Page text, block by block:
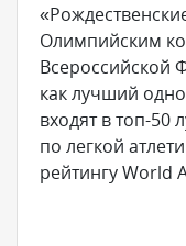
Олимпийским
Всероссийской
как лучший
входят в топ-
по легкой
рейтингу World